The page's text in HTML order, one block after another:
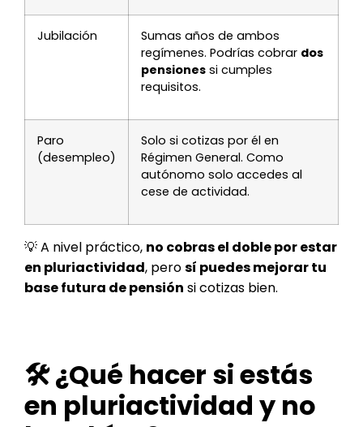
Jubilación
Sumas años de ambos
regímenes. Podrías cobrar dos
pensiones si cumples
requisitos.
Paro
(desempleo)
Solo si cotizas por él en
Régimen General. Como
autónomo solo accedes al
cese de actividad.
💡 A nivel práctico, no cobras el doble por estar
en pluriactividad, perosí puedes mejorar tu
base futura de pensión si cotizas bien.
🛠️ ¿Qué hacer si estás
en pluriactividad y no